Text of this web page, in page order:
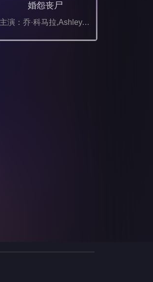
婚怨丧尸
主演：乔·科马拉,Ashley,Hargrove,Darren,Ewing,扎卡里·瓦斯克斯,詹姆斯·杜瓦尔,罗伯特·拉萨多,艾娃·康纳利,Daniel,Emery,Taylor,温·赖克特,亚历克西斯·巴卡,Nicole,Butler,肖恩,C.菲利普斯,格雷森·索恩·基尔帕特里克,Michael,Mau,凯文·达菲